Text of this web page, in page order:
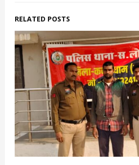
RELATED POSTS